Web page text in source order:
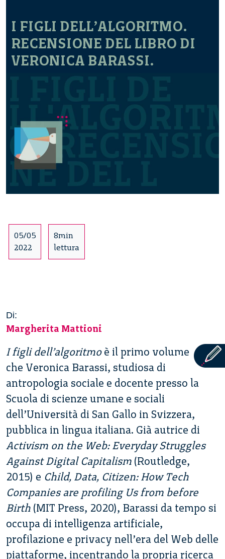
I FIGLI DELL’ALGORITMO.
RECENSIONE DEL LIBRO DI
VERONICA BARASSI.
05/05
2022
8min
lettura
Di:
Margherita Mattioni
I figli dell’algoritmoè il primo volume
che Veronica Barassi, studiosa di
antropologia sociale e docente presso la
Scuola di scienze umane e sociali
dell’Università di San Gallo in Svizzera,
pubblica in lingua italiana. Già autrice di
Activism on the Web: Everyday Struggles
Against Digital Capitalism (Routledge,
2015) e Child, Data, Citizen: How Tech
Companies are profiling Us from before
Birth (MIT Press, 2020), Barassi da tempo si
occupa di intelligenza artificiale,
profilazione e privacy nell’era del Web delle
piattaforme, incentrando la propria ricerca